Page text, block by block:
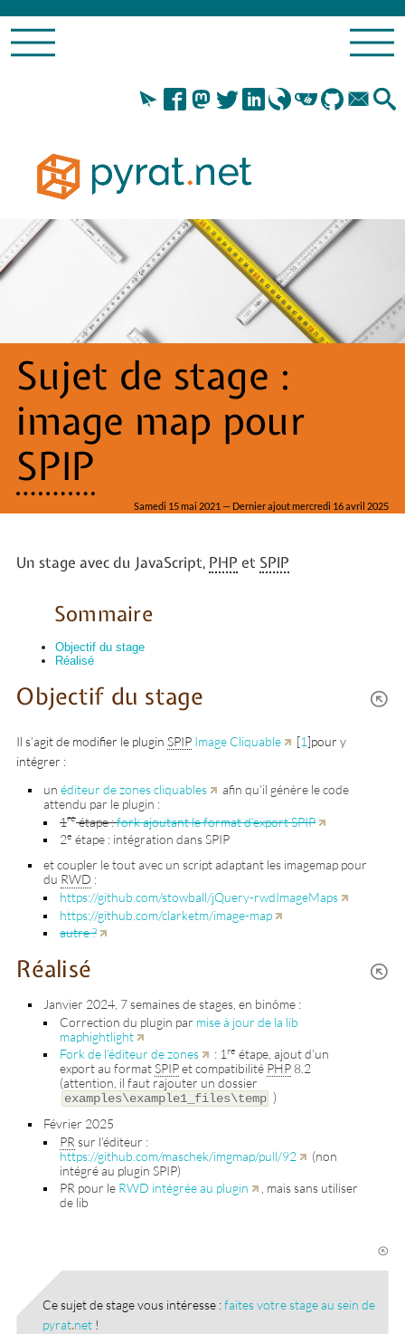
Sujet de stage :
image map pour
SPIP
Samedi 15 mai 2021 — Dernier ajout mercredi 16 avril 2025
Un stage avec du JavaScript, PHP et SPIP
Sommaire
Objectif du stage
Réalisé
Objectif du stage
Il s’agit de modifier le pluginSPIP Image Cliquable [1]pour y
intégrer :
unéditeur de zones cliquables
afin qu’il génère le code
attendu par le plugin :
1reétape :fork ajoutant le format d’export SPIP
2e étape : intégration dans SPIP
et coupler le tout avec un script adaptant les imagemap pour
du RWD :
https://github.com/stowball/jQuery-rwdImageMaps
https://github.com/clarketm/image-map
autre ?
Réalisé
Janvier 2024, 7 semaines de stages, en binôme :
Correction du plugin par mise à jour de la lib
maphightlight
Fork de l’éditeur de zones
: 1 re étape, ajout d’un
export au formatSPIPet compatibilité PHP 8.2
(attention, il faut rajouter un dossier
examples\example1_files\temp )
Février 2025
PR sur l’éditeur :
https://github.com/maschek/imgmap/pull/92
(non
intégré au plugin SPIP)
PR pour le RWD intégrée au plugin
, mais sans utiliser
de lib
Ce sujet de stage vous intéresse :faites votre stage au sein de
pyrat.net!